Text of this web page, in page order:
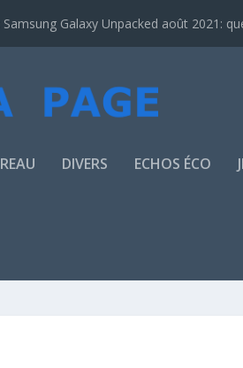
Samsung Galaxy Unpacked août 2021:
DIVERS ECHOS ÉCO